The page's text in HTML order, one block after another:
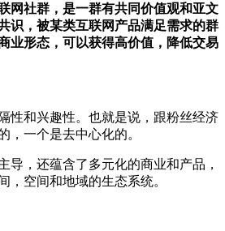
网社群，是一群有共同价值观和亚文
识，被某类互联网产品满足需求的群
业形态，可以获得高价值，降低交易
性和兴趣性。也就是说，跟粉丝经济
，一个是去中心化的。
导，还蕴含了多元化的商业和产品，
，空间和地域的生态系统。